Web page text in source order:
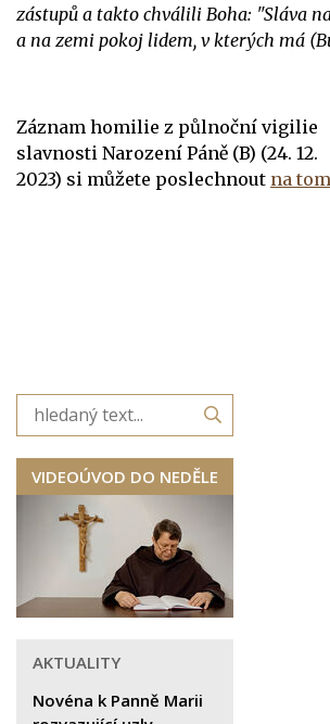
zástupů a takto chválili Boha: "Sláva
a na zemi pokoj lidem, v kterých má
Záznam homilie z půlnoční vigilie
slavnosti Narození Páně (B) (24. 12.
2023) si můžete poslechnout na
VIDEOÚVOD DO NEDĚLE
AKTUALITY
Novéna k Panně Marii